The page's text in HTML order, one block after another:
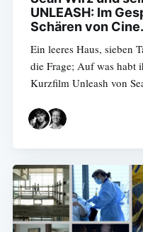
UNLEASH: Im
Schären von
Ein leeres Haus, sieben
die Frage; Auf was habt
Kurzfilm Unleash von